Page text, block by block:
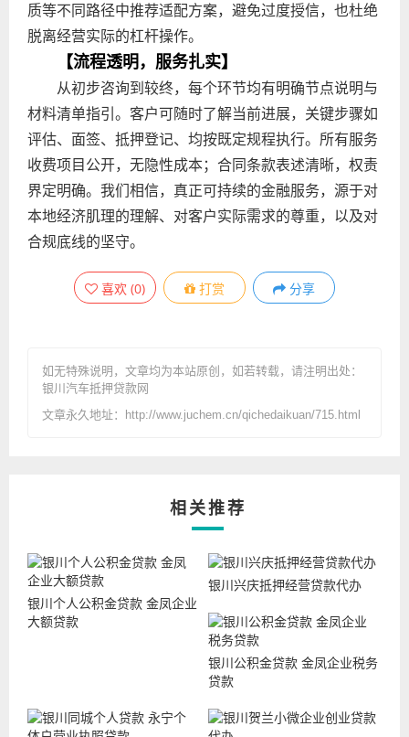
质等不同路径中推荐适配方案，避免过度授信，也杜绝
脱离经营实际的杠杆操作。
【流程透明，服务扎实】
从初步咨询到较终，每个环节均有明确节点说明与
材料清单指引。客户可随时了解当前进展，关键步骤如
评估、面签、抵押登记、均按既定规程执行。所有服务
收费项目公开，无隐性成本；合同条款表述清晰，权责
界定明确。我们相信，真正可持续的金融服务，源于对
本地经济肌理的理解、对客户实际需求的尊重，以及对
合规底线的坚守。
喜欢 (0) 打赏 分享
如无特殊说明，文章均为本站原创 ，如若转载，请注明出处：
银川汽车抵押贷款网
文章永久地址：http://www.juchem.cn/qichedaikuan/715.html
相关推荐
银川个人公积金贷款 金凤企业
大额贷款
银川兴庆抵押经营贷款代办
银川公积金贷款 金凤企业税务
贷款